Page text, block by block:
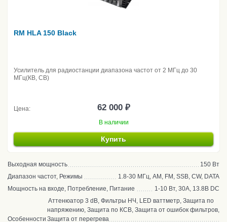
RM HLA 150 Black
Усилитель для радиостанции диапазона частот от 2 МГц до 30
МГц(КВ, CB)
Цена: 62 000 ₽
В наличии
Купить
Выходная мощность
150 Вт
Диапазон частот, Режимы
1.8-30 МГц, AM, FM, SSB, CW, DATA
Мощность на входе, Потребление, Питание
1-10 Вт, 30А, 13.8В DC
Особенности
Аттенюатор 3 dB, Фильтры НЧ, LED ваттметр, Защита по
напряжению, Защита по КСВ, Защита от ошибок фильтров,
Защита от перегрева